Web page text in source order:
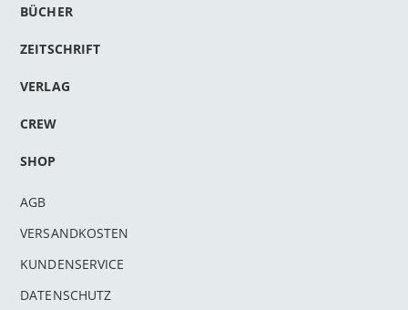
BÜCHER
ZEITSCHRIFT
VERLAG
CREW
SHOP
AGB
VERSANDKOSTEN
KUNDENSERVICE
DATENSCHUTZ